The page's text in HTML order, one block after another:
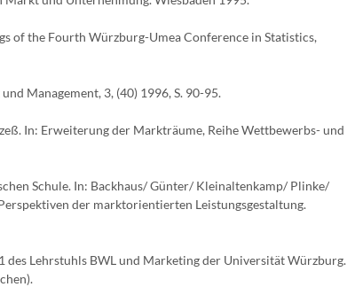
of the Fourth Würzburg-Umea Conference in Statistics,
Management, 3, (40) 1996, S. 90-95.
In: Erweiterung der Markträume, Reihe Wettbewerbs- und
Schule. In: Backhaus/ Günter/ Kleinaltenkamp/ Plinke/
der marktorientierten Leistungsgestaltung.
Lehrstuhls BWL und Marketing der Universität Würzburg.